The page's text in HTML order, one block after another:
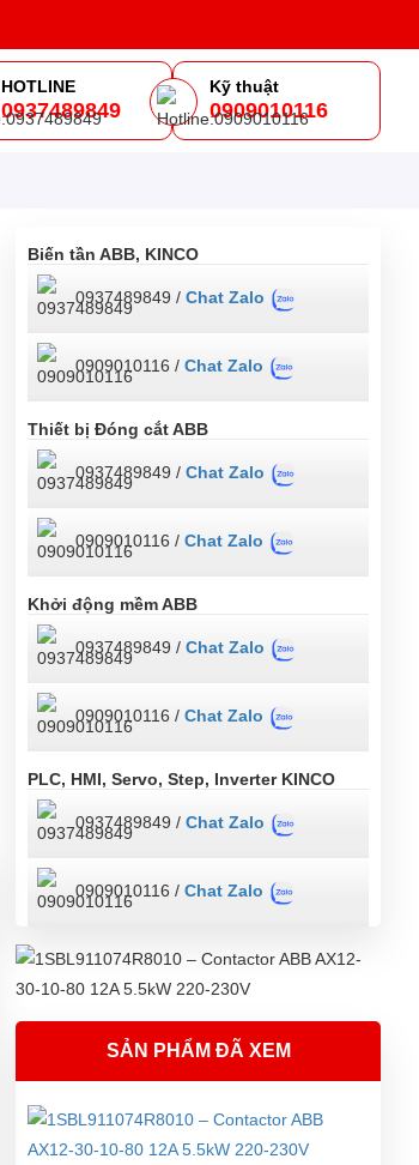
HOTLINE
0937489849
Kỹ thuật
0909010116
Biến tần ABB, KINCO
0937489849 / Chat Zalo
0909010116 / Chat Zalo
Thiết bị Đóng cắt ABB
0937489849 / Chat Zalo
0909010116 / Chat Zalo
Khởi động mềm ABB
0937489849 / Chat Zalo
0909010116 / Chat Zalo
PLC, HMI, Servo, Step, Inverter KINCO
0937489849 / Chat Zalo
0909010116 / Chat Zalo
SẢN PHẨM ĐÃ XEM